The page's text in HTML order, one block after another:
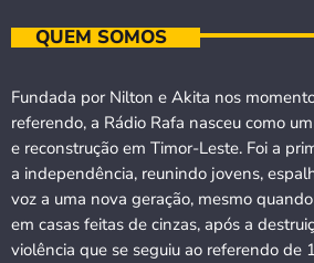
QUEM SOMOS
Fundada por Nilton e Akita nos
referendo, a Rádio Rafa nasceu como
e reconstrução em Timor-Leste. Foi a
a independência, reunindo jovens,
voz a uma nova geração, mesmo
em casas feitas de cinzas, após a
violência que se seguiu ao referendo de